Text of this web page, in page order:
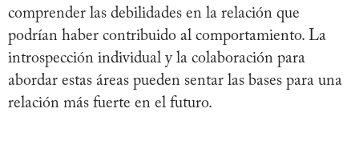
comprender las debilidades en la relación que
podrían haber contribuido al comportamiento. La
introspección individual y la colaboración para
abordar estas áreas pueden sentar las bases para una
relación más fuerte en el futuro.